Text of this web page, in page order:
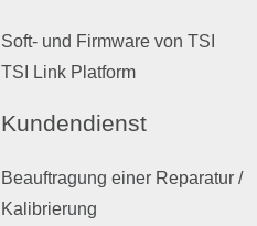
Soft- und Firmware von TSI
TSI Link Platform
Kundendienst
Beauftragung einer Reparatur /
Kalibrierung